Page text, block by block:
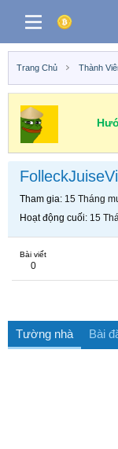
Trang Chủ Thành
Tham gia 15 Tháng
Hoạt động cuối 15
Bài viết
0
Tường nhà Bài